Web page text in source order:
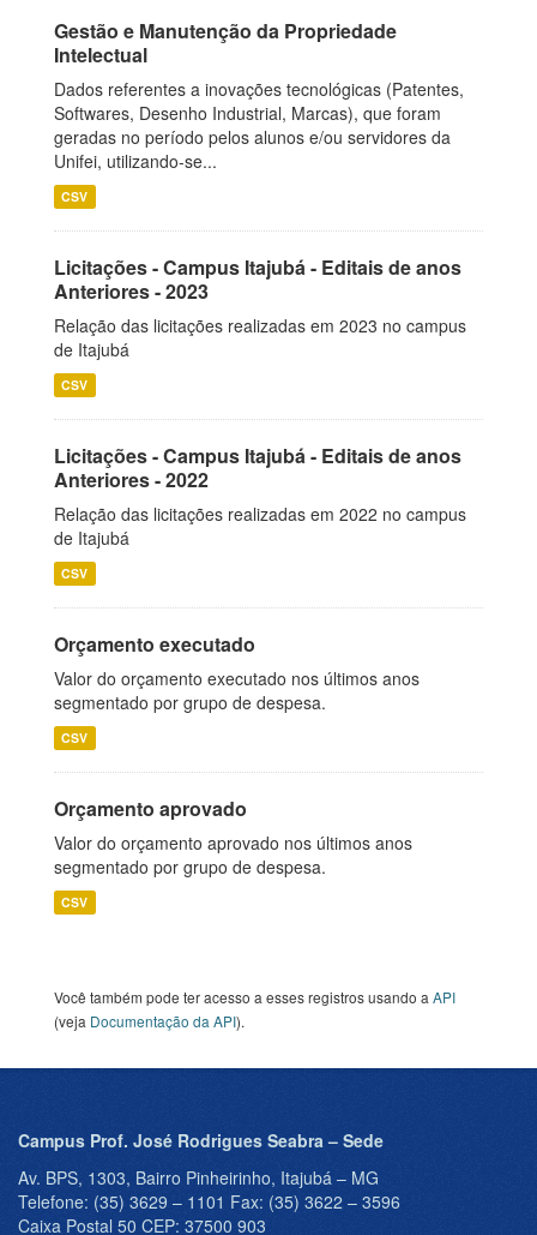
Gestão e Manutenção da Propriedade
Intelectual
Dados referentes a inovações tecnológicas (Patentes,
Softwares, Desenho Industrial, Marcas), que foram
geradas no período pelos alunos e/ou servidores da
Unifei, utilizando-se...
CSV
Licitações - Campus Itajubá - Editais de anos
Anteriores - 2023
Relação das licitações realizadas em 2023 no campus
de Itajubá
CSV
Licitações - Campus Itajubá - Editais de anos
Anteriores - 2022
Relação das licitações realizadas em 2022 no campus
de Itajubá
CSV
Orçamento executado
Valor do orçamento executado nos últimos anos
segmentado por grupo de despesa.
CSV
Orçamento aprovado
Valor do orçamento aprovado nos últimos anos
segmentado por grupo de despesa.
CSV
Você também pode ter acesso a esses registros usando a API
(veja Documentação da API).
Campus Prof. José Rodrigues Seabra – Sede
Av. BPS, 1303, Bairro Pinheirinho, Itajubá – MG
Telefone: (35) 3629 – 1101 Fax: (35) 3622 – 3596
Caixa Postal 50 CEP: 37500 903